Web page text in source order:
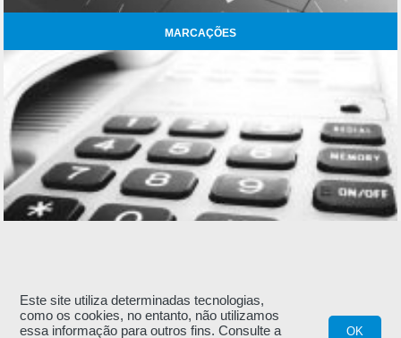
Este site utiliza determinadas tecnologias,
como os cookies, no entanto, não utilizamos
essa informação para outros fins. Consulte a
OK
MARCAÇÕES
CONTACTOS